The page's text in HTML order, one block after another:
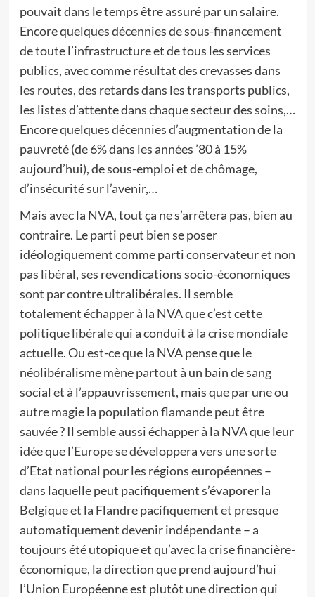
pouvait dans le temps être assuré par un salaire.
Encore quelques décennies de sous-financement
de toute l’infrastructure et de tous les services
publics, avec comme résultat des crevasses dans
les routes, des retards dans les transports publics,
les listes d’attente dans chaque secteur des soins,…
Encore quelques décennies d’augmentation de la
pauvreté (de 6% dans les années ’80 à 15%
aujourd’hui), de sous-emploi et de chômage,
d’insécurité sur l’avenir,…
Mais avec la NVA, tout ça ne s’arrêtera pas, bien au
contraire. Le parti peut bien se poser
idéologiquement comme parti conservateur et non
pas libéral, ses revendications socio-économiques
sont par contre ultralibérales. Il semble
totalement échapper à la NVA que c’est cette
politique libérale qui a conduit à la crise mondiale
actuelle. Ou est-ce que la NVA pense que le
néolibéralisme mène partout à un bain de sang
social et à l’appauvrissement, mais que par une ou
autre magie la population flamande peut être
sauvée ? Il semble aussi échapper à la NVA que leur
idée que l’Europe se développera vers une sorte
d’Etat national pour les régions européennes –
dans laquelle peut pacifiquement s’évaporer la
Belgique et la Flandre pacifiquement et presque
automatiquement devenir indépendante – a
toujours été utopique et qu’avec la crise financière-
économique, la direction que prend aujourd’hui
l’Union Européenne est plutôt une direction qui